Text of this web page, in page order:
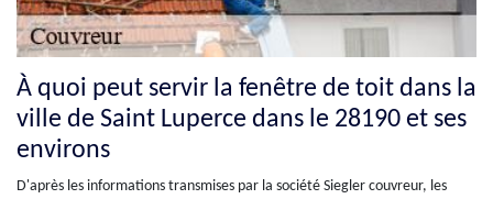
À quoi peut servir la fenêtre de toit dans la
ville de Saint Luperce dans le 28190 et ses
environs
D'après les informations transmises par la société Siegler couvreur, les